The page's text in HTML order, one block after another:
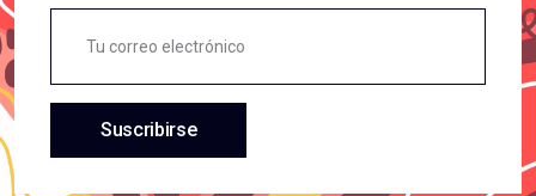
Suscribirse